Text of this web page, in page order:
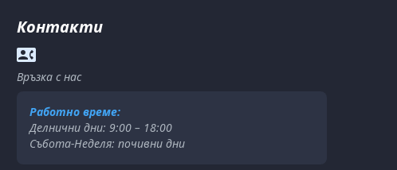
Контакти
Връзка с нас
Работно време:
Делнични дни: 9:00 – 18:00
Събота-Неделя: почивни дни